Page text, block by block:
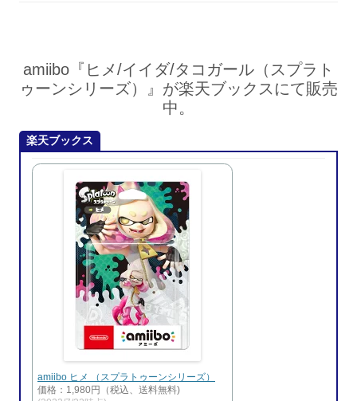
amiibo『ヒメ/イイダ/タコガール（スプラト
ゥーンシリーズ）』が楽天ブックスにて販売
中。
楽天ブックス
amiibo ヒメ （スプラトゥーンシリーズ）
価格：1,980円（税込、送料無料)